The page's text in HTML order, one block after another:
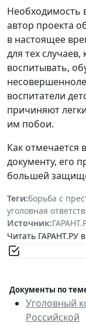
Необходимость
автор проекта
в настоящее
для тех
воспитывать,
воспитатели
причиняют
им побои.
Как отмечается
документу, его
большей
Теги:борьба с
уголовная
Источник:
Читать ГАРАНТ.РУ в
Документы по
Уголовный
Российской